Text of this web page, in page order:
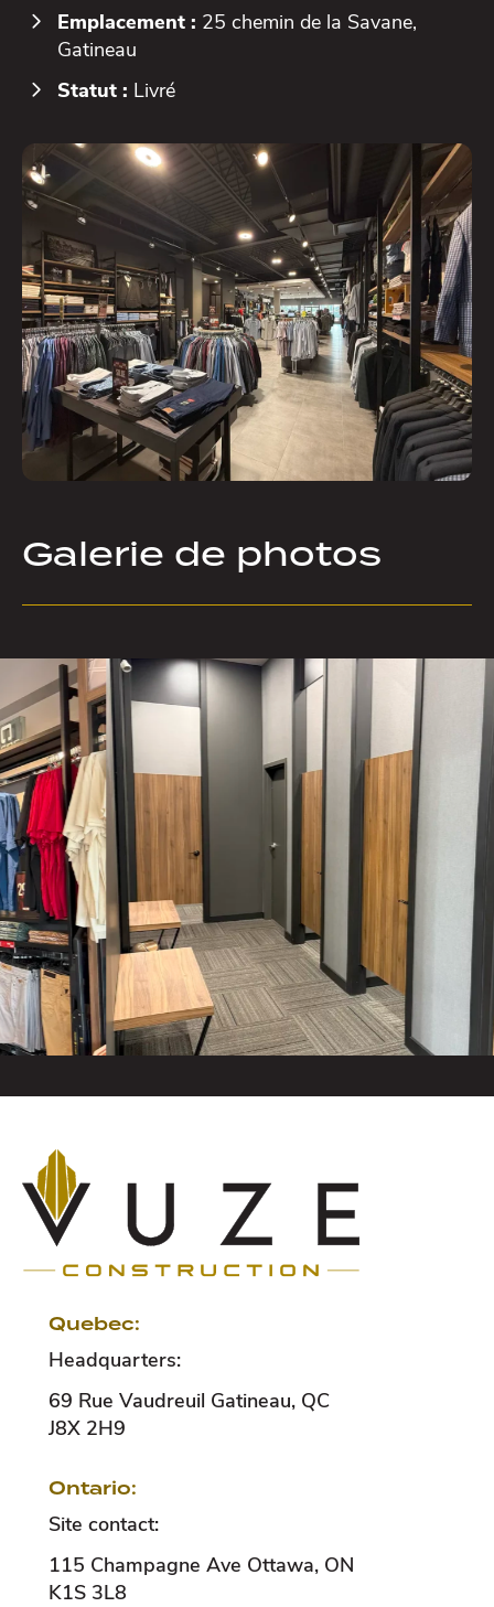
Emplacement : 25 chemin de la Savane,
Gatineau
Statut : Livré
Galerie de photos
Quebec:
Headquarters:
69 Rue Vaudreuil Gatineau, QC
J8X 2H9
Ontario:
Site contact:
115 Champagne Ave Ottawa, ON
K1S 3L8